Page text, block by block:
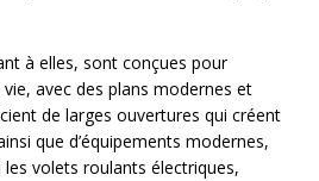
à elles, sont conçues pour
avec des plans modernes et
de larges ouvertures qui créent
que d’équipements modernes,
volets roulants électriques,